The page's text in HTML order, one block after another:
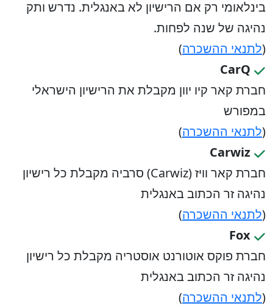
בינלאומי רק אם הרישיון לא באנגלית. נדרש ותק
נהיגה של שנה לפחות.
(לתנאי ההשכרה)
CarQ
חברת קאר קיו יוון מקבלת את הרישיון הישראלי
במפורש
(לתנאי ההשכרה)
Carwiz
חברת קאר וויז (Carwiz) סרביה מקבלת כל רישיון
נהיגה זר הכתוב באנגלית
(לתנאי ההשכרה)
Fox
חברת פוקס אוטורנט אוסטריה מקבלת כל רישיון
נהיגה זר הכתוב באנגלית
(לתנאי ההשכרה)